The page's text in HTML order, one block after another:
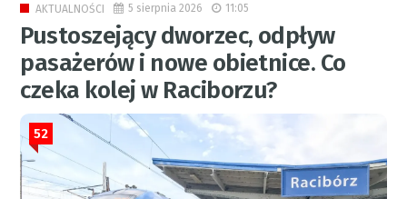
AKTUALNOŚCI 5 sierpnia 2026 11:05
Pustoszejący dworzec, odpływ
pasażerów i nowe obietnice. Co
czeka kolej w Raciborzu?
52